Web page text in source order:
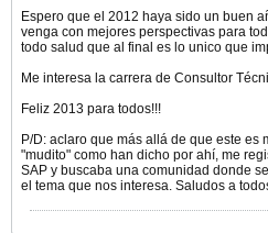
Espero que el 2012 haya sido un buen
venga con mejores perspectivas para
todo salud que al final es lo unico que
Me interesa la carrera de Consultor
Feliz 2013 para todos!!!
P/D: aclaro que más allá de que este es
"mudito" como han dicho por ahí, me
SAP y buscaba una comunidad donde
el tema que nos interesa. Saludos a